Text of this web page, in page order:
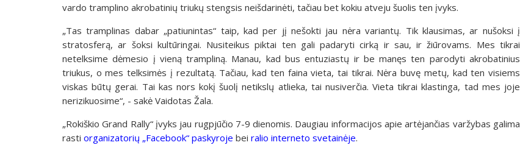
vardo tramplino akrobatinių triukų stengsis neišdarinėti, tačiau bet kokiu atveju šuolis ten įvyks.
„Tas tramplinas dabar „patiunintas“ taip, kad per jį nešokti jau nėra variantų. Tik klausimas, ar nušoksi į
stratosferą, ar šoksi kultūringai. Nusiteikus piktai ten gali padaryti cirką ir sau, ir žiūrovams. Mes tikrai
netelksime dėmesio į vieną trampliną. Manau, kad bus entuziastų ir be manęs ten parodyti akrobatinius
triukus, o mes telksimės į rezultatą. Tačiau, kad ten faina vieta, tai tikrai. Nėra buvę metų, kad ten visiems
viskas būtų gerai. Tai kas nors kokį šuolį netikslų atlieka, tai nusiverčia. Vieta tikrai klastinga, tad mes joje
nerizikuosime“, - sakė Vaidotas Žala.
„Rokiškio Grand Rally“ įvyks jau rugpjūčio 7-9 dienomis. Daugiau informacijos apie artėjančias varžybas galima
rasti organizatorių „Facebook“ paskyroje bei ralio interneto svetainėje.